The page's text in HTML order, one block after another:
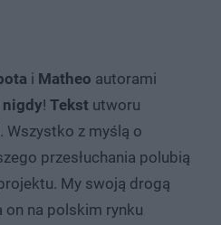
i Matheo autorami
! Tekst utworu
Wszystko z myślą o
przesłuchania polubią
My swoją drogą
on na polskim rynku